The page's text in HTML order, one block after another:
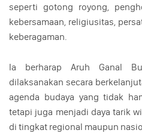
seperti gotong royong,
kebersamaan, religiusitas,
keberagaman.
Ia berharap Aruh Ganal
dilaksanakan secara
agenda budaya yang tidak
tetapi juga menjadi daya tarik
di tingkat regional maupun